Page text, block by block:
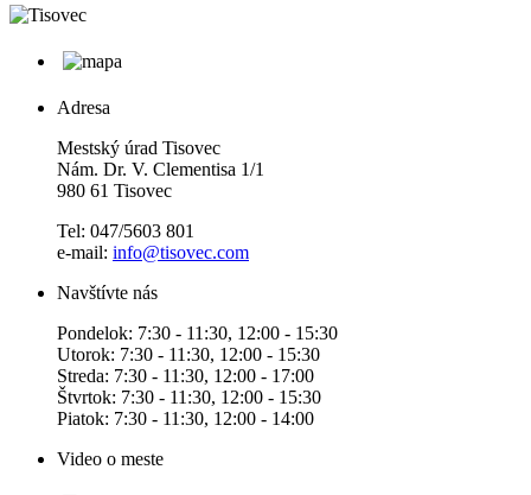
Adresa
Mestský úrad Tisovec
Nám. Dr. V. Clementisa 1/1
980 61 Tisovec
Tel: 047/5603 801
e-mail: info@tisovec.com
Navštívte nás
Pondelok: 7:30 - 11:30, 12:00 - 15:30
Utorok: 7:30 - 11:30, 12:00 - 15:30
Streda: 7:30 - 11:30, 12:00 - 17:00
Štvrtok: 7:30 - 11:30, 12:00 - 15:30
Piatok: 7:30 - 11:30, 12:00 - 14:00
Video o meste